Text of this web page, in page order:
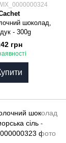
шоколад,
- 300g
грн